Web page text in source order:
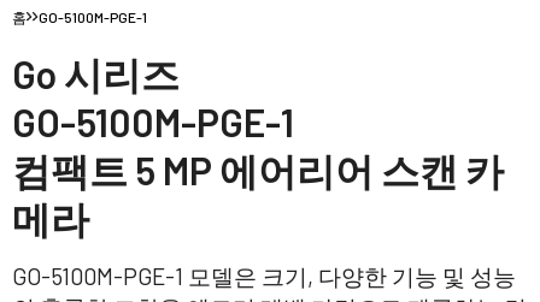
홈 GO-5100M-PGE-1
Go 시리즈
GO-5100M-PGE-1
컴팩트 5 MP 에어리어 스캔 카
메라
GO-5100M-PGE-1 모델은 크기, 다양한 기능 및 성능